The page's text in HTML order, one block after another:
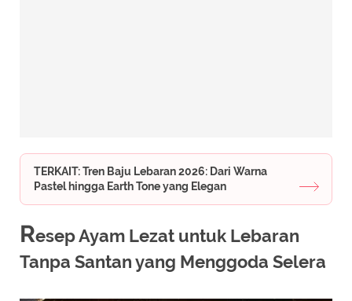
TERKAIT: Tren Baju Lebaran 2026: Dari Warna
Pastel hingga Earth Tone yang Elegan
Resep Ayam Lezat untuk Lebaran
Tanpa Santan yang Menggoda Selera